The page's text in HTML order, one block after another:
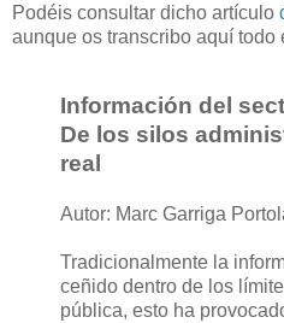
Podéis consultar dicho artículo
aunque os transcribo aquí todo
Información del
De los silos
real
Autor: Marc Garriga
Tradicionalmente la
ceñido dentro de los
pública, esto ha